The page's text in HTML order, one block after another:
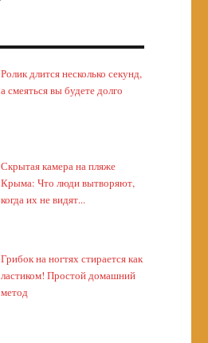
Ролик длится несколько секунд,
а смеяться вы будете долго
Скрытая камера на пляже
Крыма: Что люди вытворяют,
когда их не видят...
Грибок на ногтях стирается как
ластиком! Простой домашний
метод